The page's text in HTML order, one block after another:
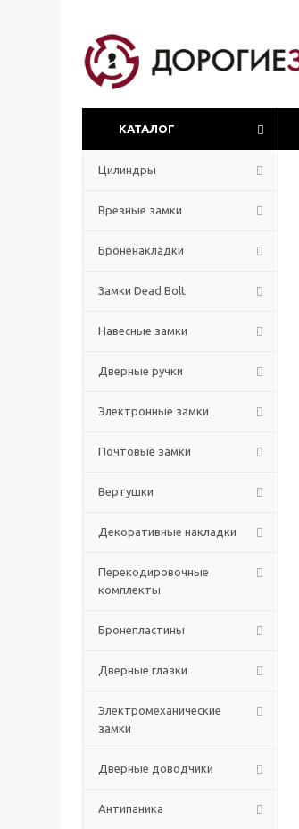
КАТАЛОГ
Цилиндры
Врезные замки
Броненакладки
Замки Dead Bolt
Навесные замки
Дверные ручки
Электронные замки
Почтовые замки
Вертушки
Декоративные накладки
Перекодировочные
комплекты
Бронепластины
Дверные глазки
Электромеханические
замки
Дверные доводчики
Антипаника